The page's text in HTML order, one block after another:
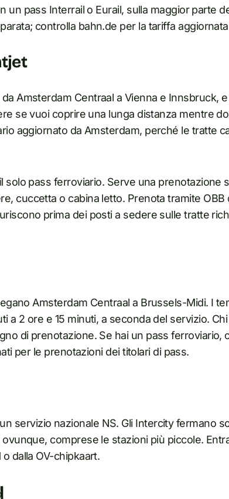
un pass Interrail o Eurail, sulla maggior parte
controlla bahn.de per la tariffa
Amsterdam Centraal a Vienna e Innsbruck,
se vuoi coprire una lunga distanza mentre
aggiornato da Amsterdam, perché le tratte
solo pass ferroviario. Serve una prenotazione
cuccetta o cabina letto. Prenota tramite OBB
prima dei posti a sedere sulle tratte
Amsterdam Centraal a Brussels-Midi. I
a 2 ore e 15 minuti, a seconda del servizio.
di prenotazione. Se hai un pass ferroviario,
per le prenotazioni dei titolari di pass.
servizio nazionale NS. Gli Intercity fermano
comprese le stazioni più piccole.
dalla OV-chipkaart.